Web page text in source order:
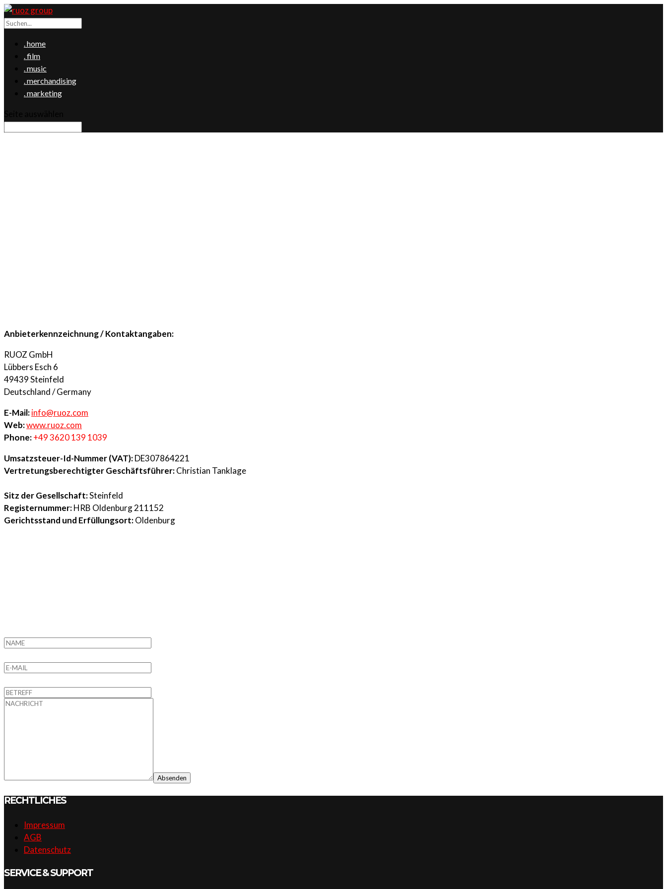
. home
. film
. music
. merchandising
. marketing
Anbieterkennzeichnung / Kontaktangaben:
RUOZ GmbH
Lübbers Esch 6
49439 Steinfeld
Deutschland / Germany
E-Mail:info@ruoz.com
Web:www.ruoz.com
Phone:+49 3620 139 1039
Umsatzsteuer-Id-Nummer (VAT):DE307864221
Vertretungsberechtigter Geschäftsführer:Christian Tanklage
Sitz der Gesellschaft:Steinfeld
Registernummer:HRB Oldenburg 211152
Gerichtsstand und Erfüllungsort:Oldenburg
RECHTLICHES
Impressum
AGB
Datenschutz
SERVICE & SUPPORT